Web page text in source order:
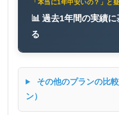
「本当に1年中安いの？」と
📊 過去1年間の実績
る
その他のプランの比
ン）